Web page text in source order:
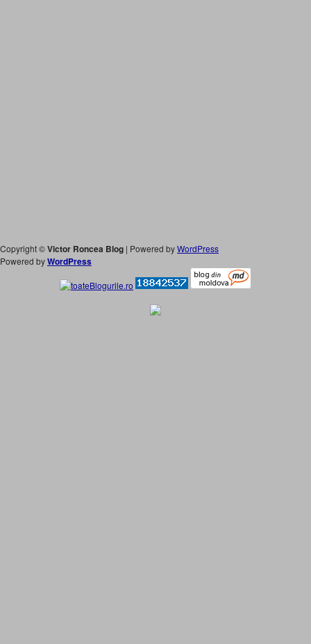
Copyright ©Victor Roncea Blog | Powered byWordPress
Powered byWordPress